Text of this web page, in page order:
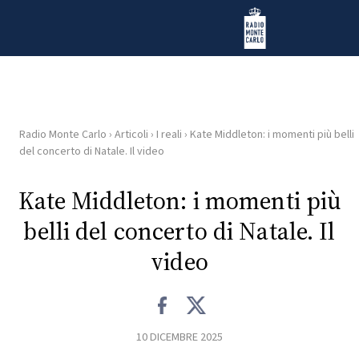
Radio Monte Carlo
HOME
RADIO
WEB
Radio Monte Carlo › Articoli › I reali › Kate Middleton: i momenti più belli
del concerto di Natale. Il video
Kate Middleton: i momenti più
belli del concerto di Natale. Il
video
10 DICEMBRE 2025